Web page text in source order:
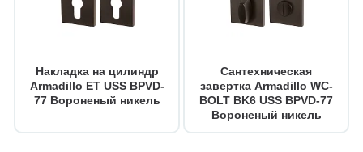
Накладка на цилиндр
Armadillo ET USS BPVD-
77 Вороненый никель
Сантехническая
завертка Armadillo WC-
BOLT BK6 USS BPVD-77
Вороненый никель